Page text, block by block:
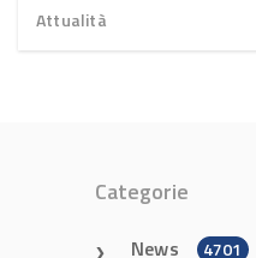
Attualità
Categorie
News 4701